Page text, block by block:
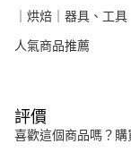
｜烘焙｜器具、工具
人氣商品推薦
評價
喜歡這個商品嗎？